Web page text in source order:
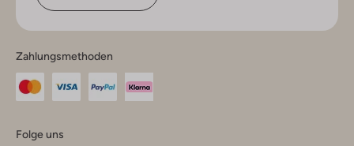
Zahlungsmethoden
Folge uns